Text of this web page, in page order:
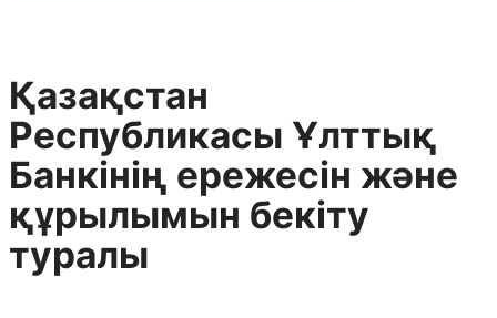
Қазақстан
Республикасы Ұлттық
Банкiнiң ережесiн және
құрылымын бекiту
туралы